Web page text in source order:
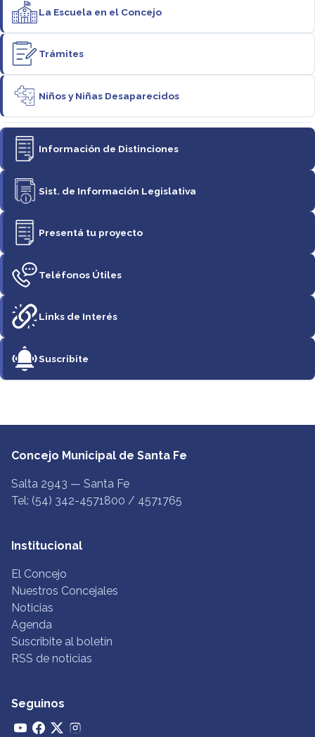
La Escuela en el Concejo
Trámites
Niños y Niñas Desaparecidos
Información de Distinciones
Sist. de Información Legislativa
Presentá tu proyecto
Teléfonos Útiles
Links de Interés
Suscribite
Concejo Municipal de Santa Fe
Salta 2943 — Santa Fe
Tel: (54) 342-4571800 / 4571765
Institucional
El Concejo
Nuestros Concejales
Noticias
Agenda
Suscribite al boletín
RSS de noticias
Seguinos